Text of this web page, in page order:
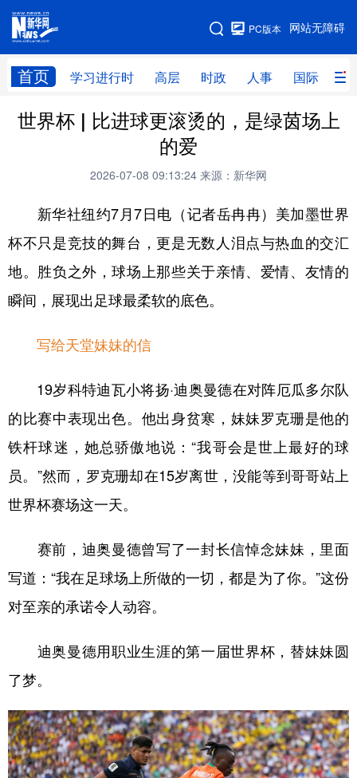
网站无障碍
PC版本
首页 学习进行时 高层 时政 人事 国际 财
网站地图
学习进行时 高层 时政 人事
科技 科创 量子 体育
文化 书画 健康 军事
食品 人居
学术中国 乡村振兴 银龄 溯源中国
城市 旅游 能源 会展
彩票 娱乐 时尚 悦读
地方频道
北京 天津
辽宁 吉林 上海 江苏
山东 河南 湖北 湖南
广东 广西 海南 重庆
世界杯 | 比进球更滚烫的，是绿茵场上
的爱
2026-07-08 09:13:24 来源：新华网
新华社纽约7月7日电（记者岳冉冉）美加墨世界
杯不只是竞技的舞台，更是无数人泪点与热血的交汇
地。胜负之外，球场上那些关于亲情、爱情、友情的
瞬间，展现出足球最柔软的底色。
写给天堂妹妹的信
19岁科特迪瓦小将扬·迪奥曼德在对阵厄瓜多尔队
的比赛中表现出色。他出身贫寒，妹妹罗克珊是他的
铁杆球迷，她总骄傲地说：“我哥会是世上最好的球
员。”然而，罗克珊却在15岁离世，没能等到哥哥站上
世界杯赛场这一天。
赛前，迪奥曼德曾写了一封长信悼念妹妹，里面
写道：“我在足球场上所做的一切，都是为了你。”这份
对至亲的承诺令人动容。
迪奥曼德用职业生涯的第一届世界杯，替妹妹圆
了梦。